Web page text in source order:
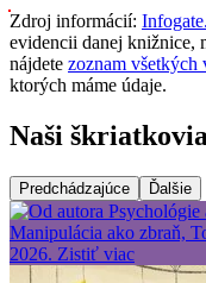
Zdroj informácií:
evidencii danej knižnice,
nájdete zoznam všetkých
ktorých máme údaje.
Naši
Predchádzajúce Ďalšie